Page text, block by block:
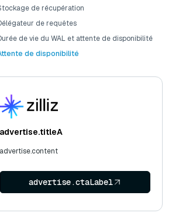
de récupération
de requêtes
de vie du WAL et attente de disponibilité
de disponibilité
advertise.titleA
advertise.content
advertise.ctaLabel